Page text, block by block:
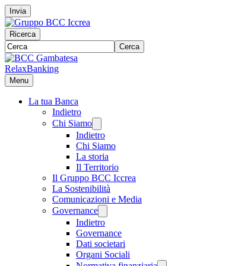
Invia
Ricerca
Cerca
RelaxBanking
Menu
La tua Banca
Indietro
Chi Siamo
Indietro
Chi Siamo
La storia
Il Territorio
Il Gruppo BCC Iccrea
La Sostenibilità
Comunicazioni e Media
Governance
Indietro
Governance
Dati societari
Organi Sociali